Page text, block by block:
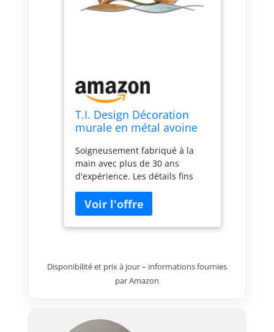
T.I. Design Décoration
murale en métal avoine
Soigneusement fabriqué à la
main avec plus de 30 ans
d'expérience. Les détails fins
peuvent varier légèrement par
rapport à la photo, car c'est le
charme et le caractère des
produits faits à la main.
pour leur qualité et leur
durabilité. Chaque pièce est
l'expédition. Matériau léger qui
Disponibilité et prix à jour – informations fournies
par Amazon